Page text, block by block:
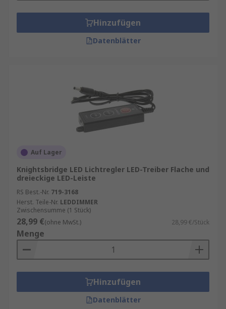
Hinzufügen
Datenblätter
Auf Lager
Knightsbridge LED Lichtregler LED-Treiber Flache und
dreieckige LED-Leiste
RS Best.-Nr. 719-3168
Herst. Teile-Nr. LEDDIMMER
Zwischensumme (1 Stück)
28,99 €(ohne MwSt.) 28,99 €/Stück
Menge
Hinzufügen
Datenblätter